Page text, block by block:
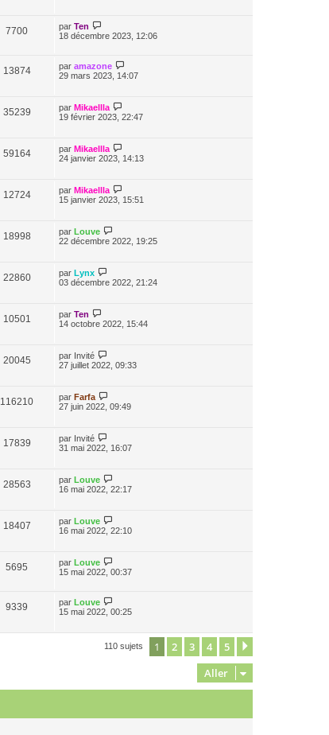
7700 par Ten
18 décembre 2023, 12:06
13874 par amazone
29 mars 2023, 14:07
35239 par Mikaellla
19 février 2023, 22:47
59164 par Mikaellla
24 janvier 2023, 14:13
12724 par Mikaellla
15 janvier 2023, 15:51
18998 par Louve
22 décembre 2022, 19:25
22860 par Lynx
03 décembre 2022, 21:24
10501 par Ten
14 octobre 2022, 15:44
20045 par Invité
27 juillet 2022, 09:33
116210 par Farfa
27 juin 2022, 09:49
17839 par Invité
31 mai 2022, 16:07
28563 par Louve
16 mai 2022, 22:17
18407 par Louve
16 mai 2022, 22:10
5695 par Louve
15 mai 2022, 00:37
9339 par Louve
15 mai 2022, 00:25
110 sujets 1 2 3 4 5
Aller